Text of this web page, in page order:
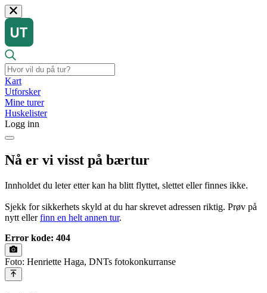
Kart
Utforsker
Mine turer
Huskelister
Logg inn
Nå er vi visst på bærtur
Innholdet du leter etter kan ha blitt flyttet, slettet eller finnes ikke.
Sjekk for sikkerhets skyld at du har skrevet adressen riktig. Prøv på
nytt eller finn en helt annen tur.
Error kode: 404
Foto: Henriette Haga, DNTs fotokonkurranse